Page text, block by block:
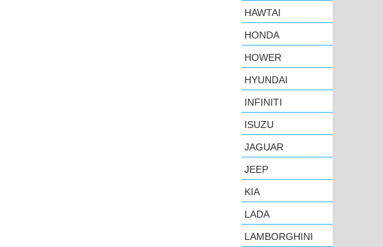
HAWTAI
HONDA
HOWER
HYUNDAI
INFINITI
ISUZU
JAGUAR
JEEP
KIA
LADA
LAMBORGHINI